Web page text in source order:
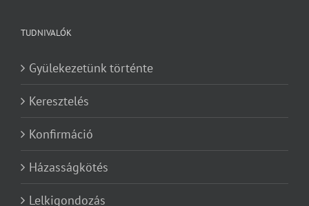
TUDNIVALÓK
Gyülekezetünk történte
Keresztelés
Konfirmáció
Házasságkötés
Lelkigondozás